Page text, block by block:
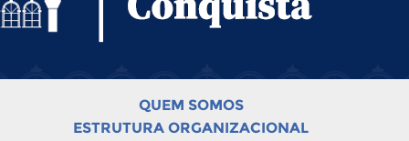
QUEM SOMOS
ESTRUTURA ORGANIZACIONAL